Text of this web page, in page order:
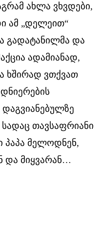
ახლა ვხვდები,
ამ „დელეით“
გადატანილმა და
ადამიანად,
ხშირად ვთქვათ
დაგვიანებულზე
სადაც თავსაფრიანი
მელოდნენ,
და მიყვარან…